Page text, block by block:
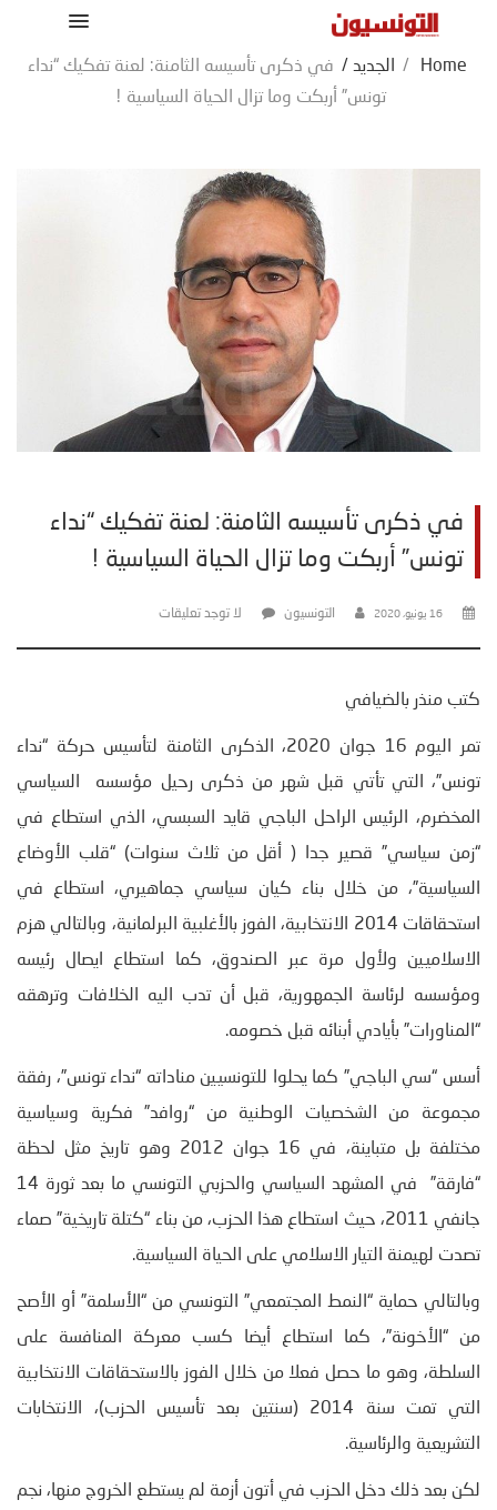
Home
/ الجديد / في ذكرى تأسيسه الثامنة: لعنة تفكيك “نداء
تونس” أربكت وما تزال الحياة السياسية !
في ذكرى تأسيسه الثامنة: لعنة تفكيك “نداء
تونس” أربكت وما تزال الحياة السياسية !
16 يونيو، 2020 التونسيون لا توجد تعليقات
كتب منذر بالضيافي
تمر اليوم 16 جوان 2020، الذكرى الثامنة لتأسيس حركة “نداء
تونس”، التي تأتي قبل شهر من ذكرى رحيل مؤسسه السياسي
المخضرم، الرئيس الراحل الباجي قايد السبسي، الذي استطاع في
“زمن سياسي” قصير جدا ( أقل من ثلاث سنوات) “قلب الأوضاع
السياسية”، من خلال بناء كيان سياسي جماهيري، استطاع في
استحقاقات 2014 الانتخابية، الفوز بالأغلبية البرلمانية، وبالتالي هزم
الاسلاميين ولأول مرة عبر الصندوق، كما استطاع ايصال رئيسه
ومؤسسه لرئاسة الجمهورية، قبل أن تدب اليه الخلافات وترهقه
“المناورات” بأيادي أبنائه قبل خصومه.
أسس “سي الباجي” كما يحلوا للتونسيين مناداته “نداء تونس”، رفقة
مجموعة من الشخصيات الوطنية من “روافد” فكرية وسياسية
مختلفة بل متباينة، في 16 جوان 2012 وهو تاريخ مثل لحظة
“فارقة” في المشهد السياسي والحزبي التونسي ما بعد ثورة 14
جانفي 2011، حيث استطاع هذا الحزب، من بناء “كتلة تاريخية” صماء
تصدت لهيمنة التيار الاسلامي على الحياة السياسية.
وبالتالي حماية “النمط المجتمعي” التونسي من “الأسلمة” أو الأصح
من “الأخونة”، كما استطاع أيضا كسب معركة المنافسة على
السلطة، وهو ما حصل فعلا من خلال الفوز بالاستحقاقات الانتخابية
التي تمت سنة 2014 (سنتين بعد تأسيس الحزب)، الانتخابات
التشريعية والرئاسية.
لكن بعد ذلك دخل الحزب في أتون أزمة لم يستطع الخروج منها، نجم